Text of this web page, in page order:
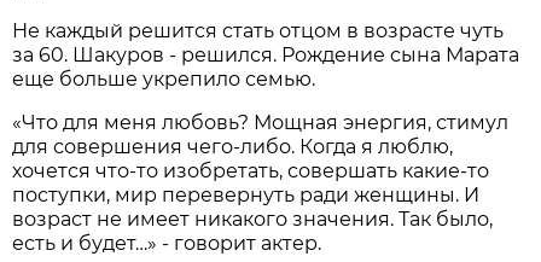
Не каждый решится стать отцом в возрасте чуть
за 60. Шакуров - решился. Рождение сына Марата
еще больше укрепило семью.
«Что для меня любовь? Мощная энергия, стимул
для совершения чего-либо. Когда я люблю,
хочется что-то изобретать, совершать какие-то
поступки, мир перевернуть ради женщины. И
возраст не имеет никакого значения. Так было,
есть и будет…» - говорит актер.